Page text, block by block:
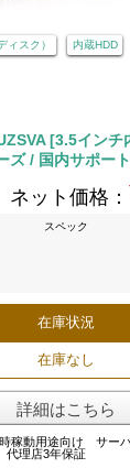
ィスク） 内蔵HDD
[3.5インチ
ズ / 国内サポー
ネット価格：
スペック
在庫状況
在庫なし
詳細はこちら
稼動用途向け サー
理店3年保証